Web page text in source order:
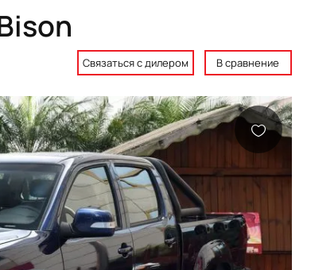
Связаться с дилером В сравнение